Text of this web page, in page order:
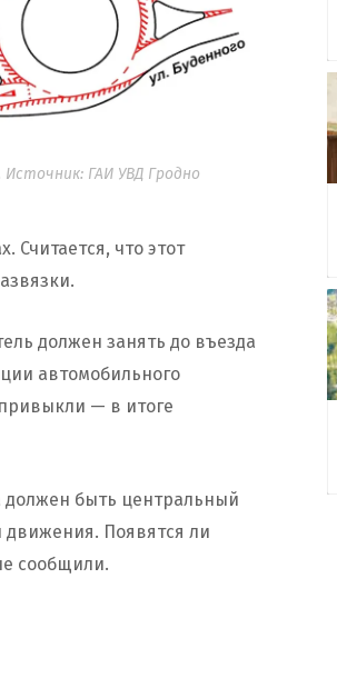
Источник: ГАИ УВД Гродно
Считается, что этот
должен занять до въезда
автомобильного
— в итоге
должен быть центральный
Появятся ли
сообщили.